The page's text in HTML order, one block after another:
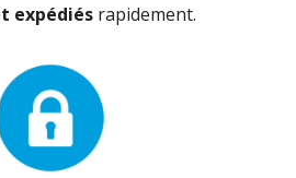
expédiés rapidement.